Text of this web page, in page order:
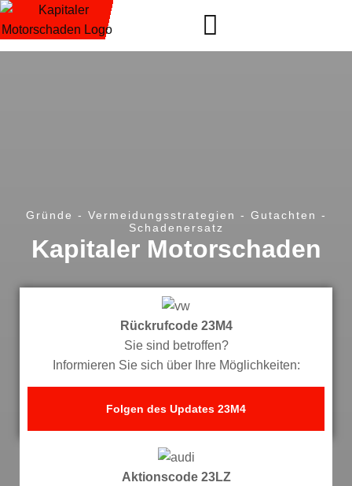
Gründe - Vermeidungsstrategien - Gutachten -
Schadenersatz
Kapitaler Motorschaden
Rückrufcode 23M4
Sie sind betroffen?
Informieren Sie sich über Ihre Möglichkeiten:
Folgen des Updates 23M4
Aktionscode 23LZ